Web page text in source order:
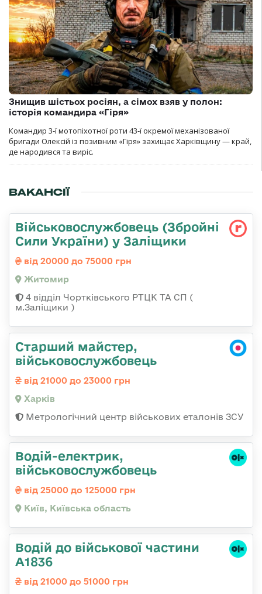
Знищив шістьох росіян, а сімох взяв у полон:
історія командира «Гіря»
Командир 3-ї мотопіхотної роти 43-ї окремої механізованої
бригади Олексій із позивним «Гіря» захищає Харківщину — край,
де народився та виріс.
ВАКАНСІЇ
Військовослужбовець (Збройні
Сили України) у Заліщики
від 20000 до 75000 грн
Житомир
4 відділ Чортківського РТЦК ТА СП (
м.Заліщики )
Старший майстер,
військовослужбовець
від 21000 до 23000 грн
Харків
Метрологічний центр військових еталонів ЗСУ
Водій-електрик,
військовослужбовець
від 25000 до 125000 грн
Київ, Київська область
Водій до військової частини
А1836
від 21000 до 51000 грн